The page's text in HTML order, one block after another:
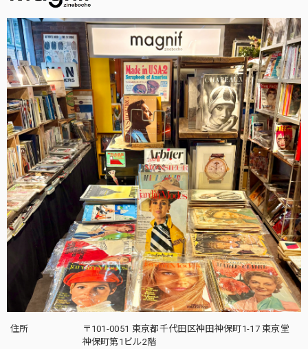
住所
〒101-0051 東京都千代田区神田神保町1-17 東京堂
神保町第1ビル2階